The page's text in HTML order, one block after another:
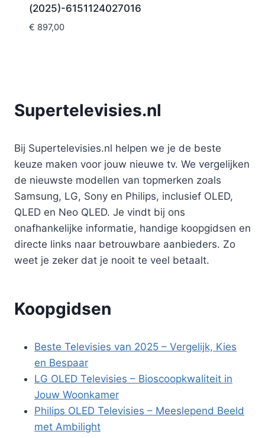
(2025)-6151124027016
€ 897,00
Supertelevisies.nl
Bij Supertelevisies.nl helpen we je de beste
keuze maken voor jouw nieuwe tv. We vergelijken
de nieuwste modellen van topmerken zoals
Samsung, LG, Sony en Philips, inclusief OLED,
QLED en Neo QLED. Je vindt bij ons
onafhankelijke informatie, handige koopgidsen en
directe links naar betrouwbare aanbieders. Zo
weet je zeker dat je nooit te veel betaalt.
Koopgidsen
Beste Televisies van 2025 – Vergelijk, Kies
en Bespaar
LG OLED Televisies – Bioscoopkwaliteit in
Jouw Woonkamer
Philips OLED Televisies – Meeslepend Beeld
met Ambilight